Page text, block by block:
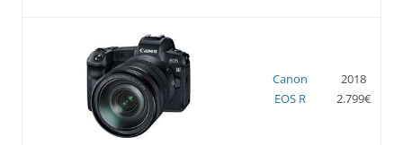
Canon
EOS R
2018
2.799€